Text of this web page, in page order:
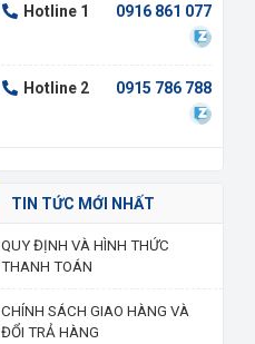
Hotline 1 0916 861 077
Hotline 2 0915 786 788
TIN TỨC MỚI NHẤT
QUY ĐỊNH VÀ HÌNH THỨC
THANH TOÁN
CHÍNH SÁCH GIAO HÀNG VÀ
ĐỔI TRẢ HÀNG